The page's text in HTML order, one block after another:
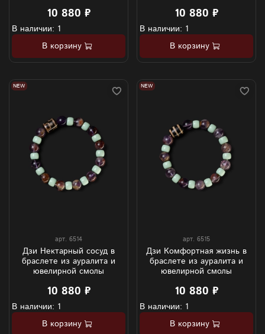
10 880 ₽
В наличии: 1
В корзину
10 880 ₽
В наличии: 1
В корзину
NEW
арт. 6514
Дзи Нектарный сосуд в
браслете из ауралита и
ювелирной смолы
10 880 ₽
В наличии: 1
В корзину
NEW
арт. 6515
Дзи Комфортная жизнь в
браслете из ауралита и
ювелирной смолы
10 880 ₽
В наличии: 1
В корзину